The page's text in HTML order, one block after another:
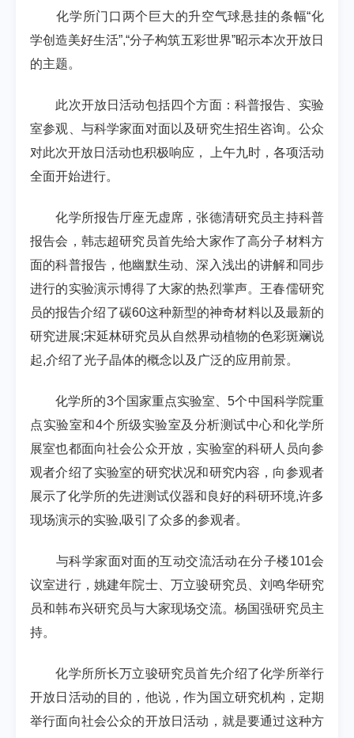
化学所门口两个巨大的升空气球悬挂的条幅“化
学创造美好生活”,“分子构筑五彩世界”昭示本次开放日
的主题。
此次开放日活动包括四个方面：科普报告、实验
室参观、与科学家面对面以及研究生招生咨询。公众
对此次开放日活动也积极响应， 上午九时，各项活动
全面开始进行。
化学所报告厅座无虚席，张德清研究员主持科普
报告会，韩志超研究员首先给大家作了高分子材料方
面的科普报告，他幽默生动、深入浅出的讲解和同步
进行的实验演示博得了大家的热烈掌声。王春儒研究
员的报告介绍了碳60这种新型的神奇材料以及最新的
研究进展;宋延林研究员从自然界动植物的色彩斑斓说
起,介绍了光子晶体的概念以及广泛的应用前景。
化学所的3个国家重点实验室、5个中国科学院重
点实验室和4个所级实验室及分析测试中心和化学所
展室也都面向社会公众开放，实验室的科研人员向参
观者介绍了实验室的研究状况和研究内容，向参观者
展示了化学所的先进测试仪器和良好的科研环境,许多
现场演示的实验,吸引了众多的参观者。
与科学家面对面的互动交流活动在分子楼101会
议室进行，姚建年院士、万立骏研究员、刘鸣华研究
员和韩布兴研究员与大家现场交流。杨国强研究员主
持。
化学所所长万立骏研究员首先介绍了化学所举行
开放日活动的目的，他说，作为国立研究机构，定期
举行面向社会公众的开放日活动，就是要通过这种方